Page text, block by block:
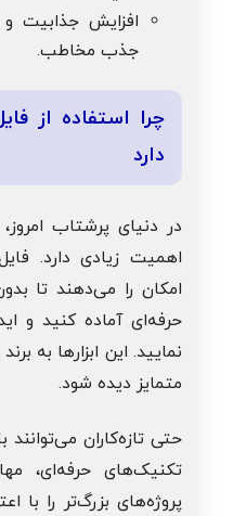
افزایش جذابیت
جذب مخاطب.
چرا استفاده از
دارد
در دنیای پرشتاب
اهمیت زیادی دارد.
امکان را می‌دهند تا
حرفه‌ای آماده کنید و
نمایید. این ابزارها به
متمایز دیده شود.
حتی تازه‌کاران
تکنیک‌های حرفه‌ای،
پروژه‌های بزرگ‌تر را با